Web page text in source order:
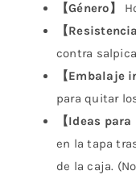
【Género】
【
contra
【Embalaje
para quitar
【Ideas para
en la tapa
de la caja.